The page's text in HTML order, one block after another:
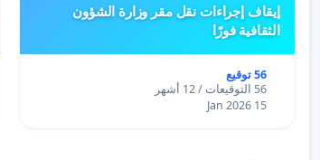
إيقاف إجراءات نقل مقر وزارة الشؤون
الثقافية فورًا
56 توقيع
56 التوقيعات / 12 أشهر
15 Jan 2026